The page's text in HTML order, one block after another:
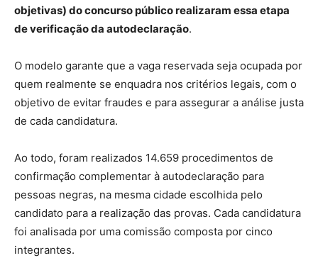
objetivas) do concurso público realizaram essa etapa
de verificação da autodeclaração.
O modelo garante que a vaga reservada seja ocupada por
quem realmente se enquadra nos critérios legais, com o
objetivo de evitar fraudes e para assegurar a análise justa
de cada candidatura.
Ao todo, foram realizados 14.659 procedimentos de
confirmação complementar à autodeclaração para
pessoas negras, na mesma cidade escolhida pelo
candidato para a realização das provas. Cada candidatura
foi analisada por uma comissão composta por cinco
integrantes.